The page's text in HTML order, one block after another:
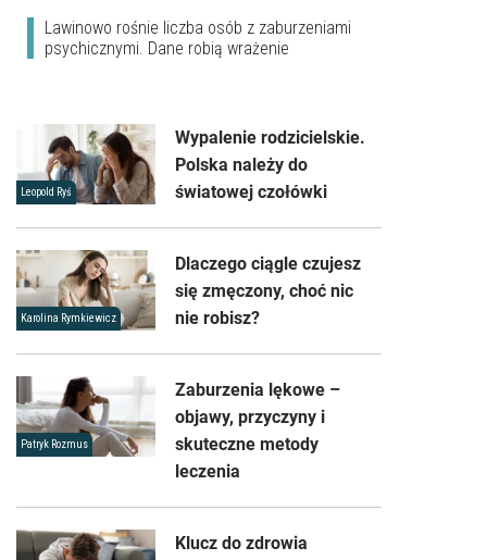
Lawinowo rośnie liczba osób z zaburzeniami
psychicznymi. Dane robią wrażenie
Leopold Ryś
Wypalenie rodzicielskie.
Polska należy do
światowej czołówki
Karolina Rymkiewicz
Dlaczego ciągle czujesz
się zmęczony, choć nic
nie robisz?
Patryk Rozmus
Zaburzenia lękowe –
objawy, przyczyny i
skuteczne metody
leczenia
Klucz do zdrowia